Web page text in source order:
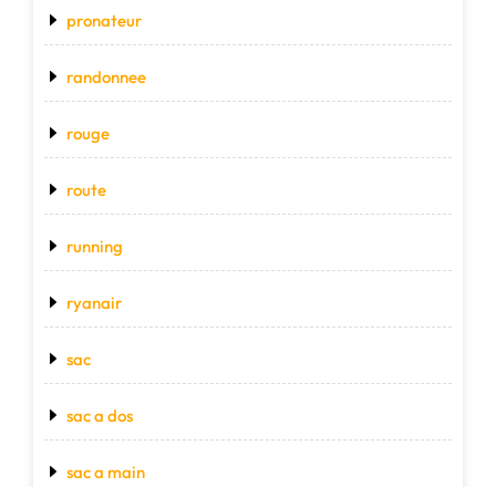
pronateur
randonnee
rouge
route
running
ryanair
sac
sac a dos
sac a main